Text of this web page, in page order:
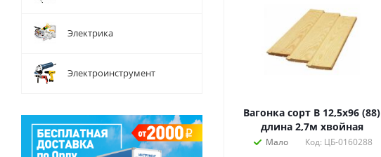
Вагонка сорт В 12,5х96 (88)
длина 2,7м хвойная
Мало Код: ЦБ-0160288
Электрика
Электроинструмент